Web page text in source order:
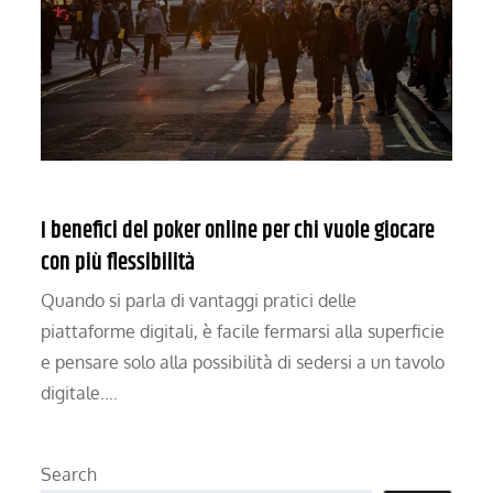
I benefici del poker online per chi vuole giocare
con più flessibilità
Quando si parla di vantaggi pratici delle
piattaforme digitali, è facile fermarsi alla superficie
e pensare solo alla possibilità di sedersi a un tavolo
digitale.…
Search